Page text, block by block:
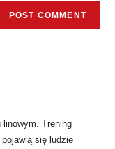
linowym. Trening
się ludzie